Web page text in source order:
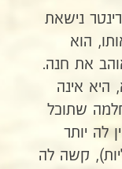
נישאת
הוא
את חנה.
אינה
שתוכל
לה יותר
קשה לה